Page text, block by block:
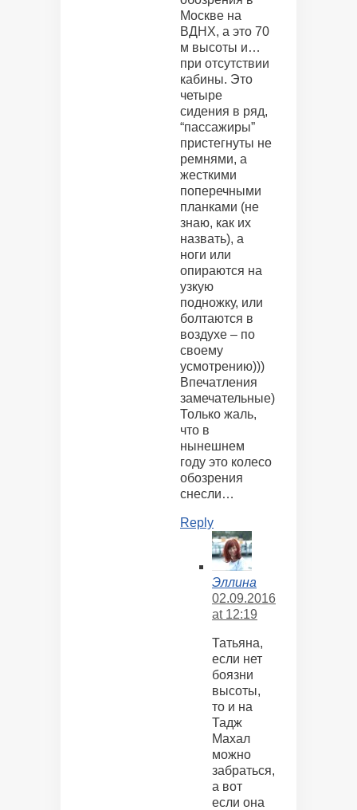
Москве на
ВДНХ, а это 70
м высоты и…
при отсутствии
кабины. Это
четыре
сидения в ряд,
“пассажиры”
пристегнуты не
ремнями, а
жесткими
поперечными
планками (не
знаю, как их
назвать), а
ноги или
опираются на
узкую
подножку, или
болтаются в
воздухе – по
своему
усмотрению)))
Впечатления
замечательные)
Только жаль,
что в
нынешнем
году это колесо
обозрения
снесли…
Reply
Эллина
02.09.2016
at 12:19
Татьяна,
если нет
боязни
высоты,
то и на
Тадж
Махал
можно
забраться,
а вот
если она